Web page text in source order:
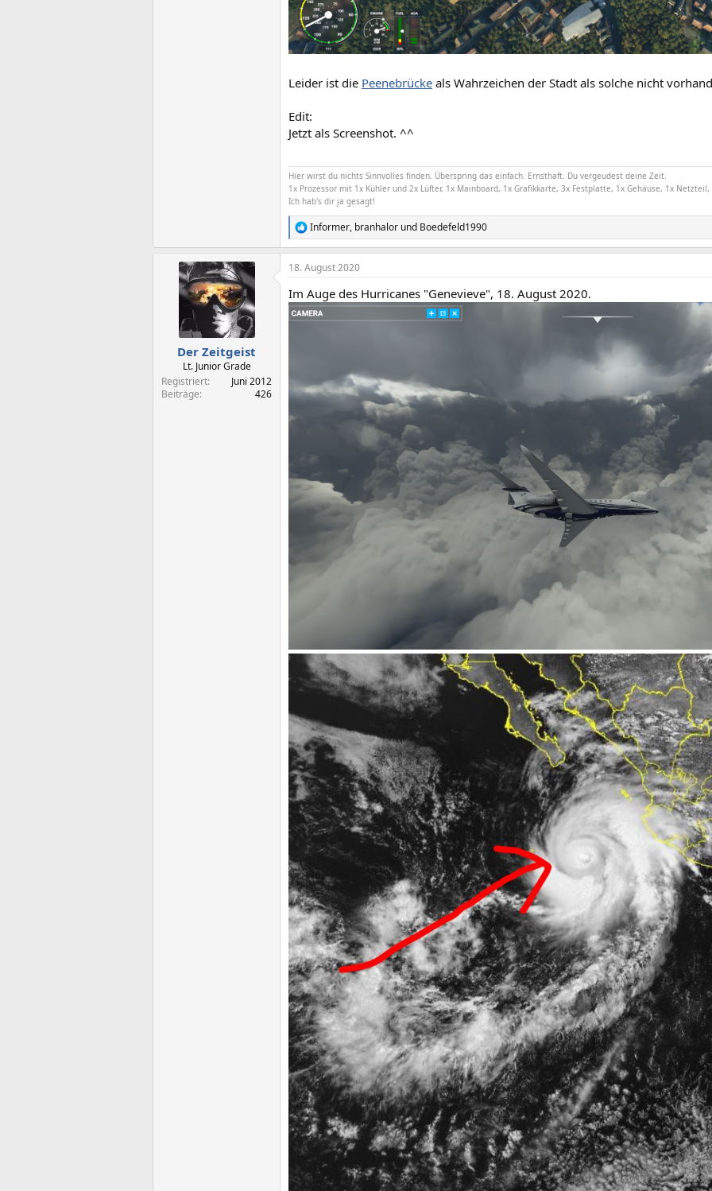
Leider ist die Peenebrücke als Wahrzeichen der Stadt als solche nicht
Edit:
Jetzt als Screenshot. ^^
Hier wirst du nichts Sinnvolles finden. Überspring das einfach. Ernsthaft. Du vergeudest deine Zeit.
1x Prozessor mit 1x Kühler und 2x Lüfter, 1x Mainboard, 1x Grafikkarte, 3x Festplatte, 1x Gehäuse, 1x
Ich hab's dir ja gesagt!
R
e
a
k
i
o
n
Informer, branhalor und Boedefeld1990
Der Zeitgeist
Lt. Junior Grade
Registriert
Juni 2012
Beiträge
426
18. August 2020
Im Auge des Hurricanes "Genevieve", 18. August 2020.